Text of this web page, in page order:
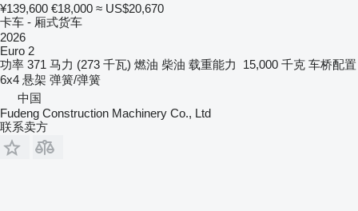
¥139,600 €18,000 ≈ US$20,670
卡车 - 厢式货车
2026
Euro 2
功率 371 马力 (273 千瓦) 燃油 柴油 载重能力 15,000 千克 车桥配置
6x4 悬架 弹簧/弹簧
中国
Fudeng Construction Machinery Co., Ltd
联系卖方